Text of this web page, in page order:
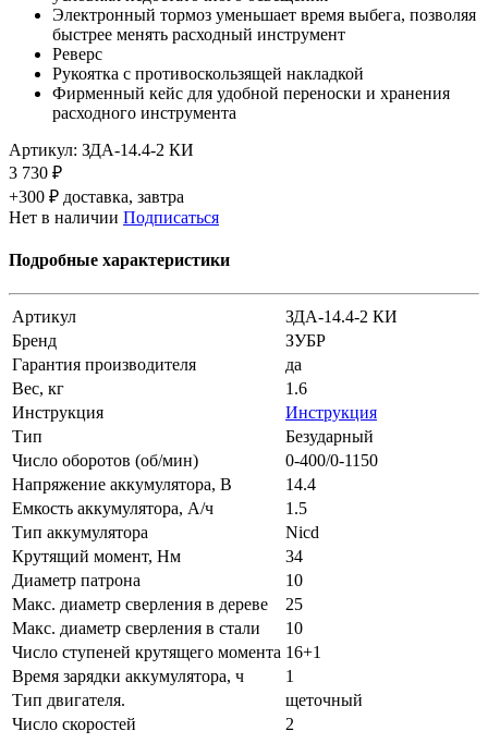
Электронный тормоз уменьшает время выбега, позволяя
быстрее менять расходный инструмент
Реверс
Рукоятка с противоскользящей накладкой
Фирменный кейс для удобной переноски и хранения
расходного инструмента
Артикул: ЗДА-14.4-2 КИ
3 730 ₽
+300 ₽ доставка, завтра
Нет в наличии Подписаться
Подробные характеристики
Артикул
ЗДА-14.4-2 КИ
Бренд
ЗУБР
Гарантия производителя
да
Вес, кг
1.6
Инструкция
Инструкция
Тип
Безударный
Число оборотов (об/мин)
0-400/0-1150
Напряжение аккумулятора, В
14.4
Емкость аккумулятора, А/ч
1.5
Тип аккумулятора
Nicd
Крутящий момент, Нм
34
Диаметр патрона
10
Макс. диаметр сверления в дереве
25
Макс. диаметр сверления в стали
10
Число ступеней крутящего момента 16+1
Время зарядки аккумулятора, ч
1
Тип двигателя.
щеточный
Число скоростей
2